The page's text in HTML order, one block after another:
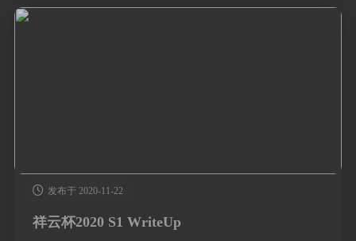
发布于 2020-11-22
祥云杯2020 S1 WriteUp